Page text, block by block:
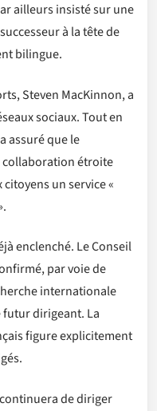
ailleurs insisté sur une
à la tête de
bilingue.
Steven MacKinnon, a
sociaux. Tout en
assuré que le
étroite
un service «
enclenché. Le Conseil
par voie de
internationale
dirigeant. La
figure explicitement
de diriger